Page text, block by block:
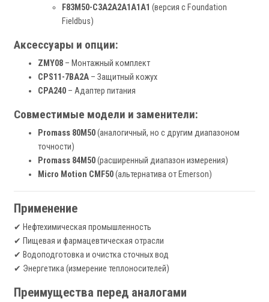
F83M50-C3A2A2A1A1A1 (версия с Foundation
Fieldbus)
Аксессуары и опции:
ZMY08 – Монтажный комплект
CPS11-7BA2A – Защитный кожух
CPA240 – Адаптер питания
Совместимые модели и заменители:
Promass 80M50(аналогичный, но с другим диапазоном
точности)
Promass 84M50(расширенный диапазон измерения)
Micro Motion CMF50(альтернатива от Emerson)
Применение
✔ Нефтехимическая промышленность
✔ Пищевая и фармацевтическая отрасли
✔ Водоподготовка и очистка сточных вод
✔ Энергетика (измерение теплоносителей)
Преимущества перед аналогами